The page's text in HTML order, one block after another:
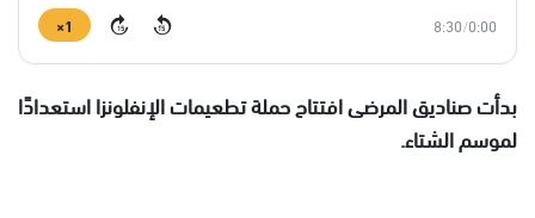
0:00
/
8:30
15
15
1×
بدأت صناديق المرضى افتتاح حملة تطعيمات الإنفلونزا استعدادًا
لموسم الشتاء.